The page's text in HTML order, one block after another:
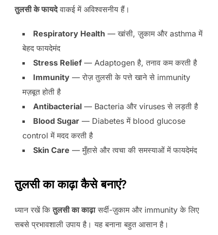
तुलसी के फायदेवाकई में अविश्वसनीय हैं।
Respiratory Health — खांसी, ज़ुकाम और asthma में
बेहद फायदेमंद
Stress Relief — Adaptogen है, तनाव कम करती है
Immunity — रोज़ तुलसी के पत्ते खाने से immunity
मज़बूत होती है
Antibacterial — Bacteria और viruses से लड़ती है
Blood Sugar — Diabetes में blood glucose
control में मदद करती है
Skin Care — मुँहासे और त्वचा की समस्याओं में फायदेमंद
तुलसी का काढ़ा कैसे बनाएं?
ध्यान रखें कितुलसी का काढ़ासर्दी-ज़ुकाम और immunity के लिए
सबसे प्रभावशाली उपाय है। यह बनाना बहुत आसान है।